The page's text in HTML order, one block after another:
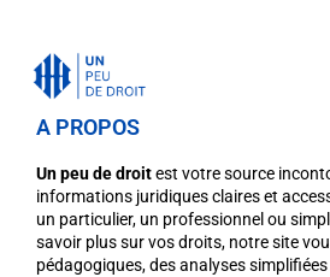
A PROPOS
Un peu de droitest votre source
informations juridiques claires et
un particulier, un professionnel ou
savoir plus sur vos droits, notre site
pédagogiques, des analyses